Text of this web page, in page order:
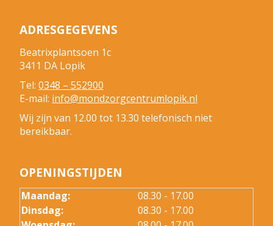
ADRESGEGEVENS
Beatrixplantsoen 1c
3411 DA Lopik
Tel: 0348 – 552900
E-mail: info@mondzorgcentrumlopik.nl
Wij zijn van 12.00 tot 13.30 telefonisch niet
bereikbaar.
OPENINGSTIJDEN
Maandag:
08.30 - 17.00
Dinsdag:
08.30 - 17.00